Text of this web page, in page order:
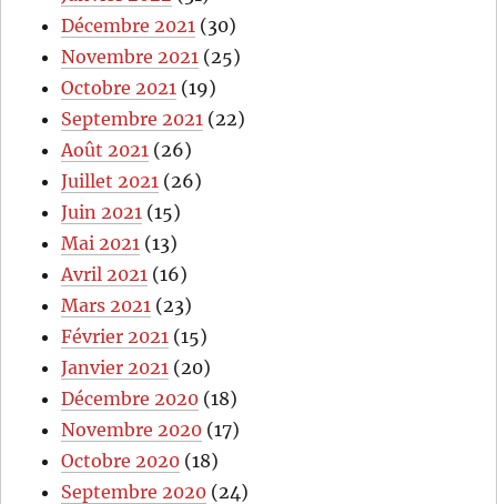
Décembre 2021 (30)
Novembre 2021 (25)
Octobre 2021 (19)
Septembre 2021 (22)
Août 2021 (26)
Juillet 2021 (26)
Juin 2021 (15)
Mai 2021 (13)
Avril 2021 (16)
Mars 2021 (23)
Février 2021 (15)
Janvier 2021 (20)
Décembre 2020 (18)
Novembre 2020 (17)
Octobre 2020 (18)
Septembre 2020 (24)